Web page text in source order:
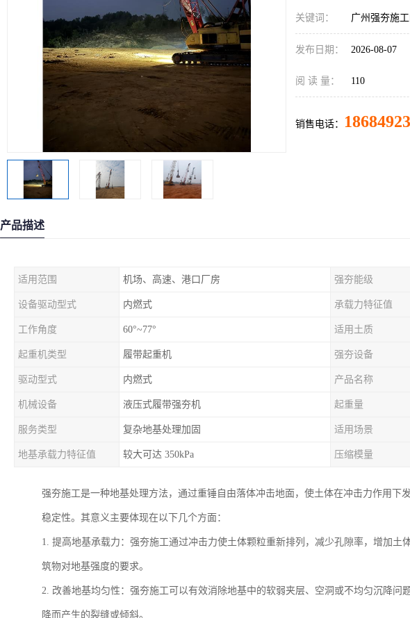
关键词： 广州强夯施
发布日期： 2026-08-07
阅 读 量： 110
销售电话：
产品描述
适用范围 机场、高速、港口厂房 强夯能级
设备驱动型式 内燃式 承载力特征值
工作角度 60°~77° 适用土质
起重机类型 履带起重机 强夯设备
驱动型式 内燃式 产品名称
机械设备 液压式履带强夯机 起重量
服务类型 复杂地基处理加固 适用场景
地基承载力特征值 较大可达 350kPa 压缩模量
强夯施工是一种地基处理方法，通过重锤自由落体冲击地面，使土体在冲击力作用下
稳定性。其意义主要体现在以下几个方面：
1. 提高地基承载力：强夯施工通过冲击力使土体颗粒重新排列，减少孔隙率，增加土
筑物对地基强度的要求。
2. 改善地基均匀性：强夯施工可以有效消除地基中的软弱夹层、空洞或不均匀沉降问
降而产生的裂缝或倾斜。